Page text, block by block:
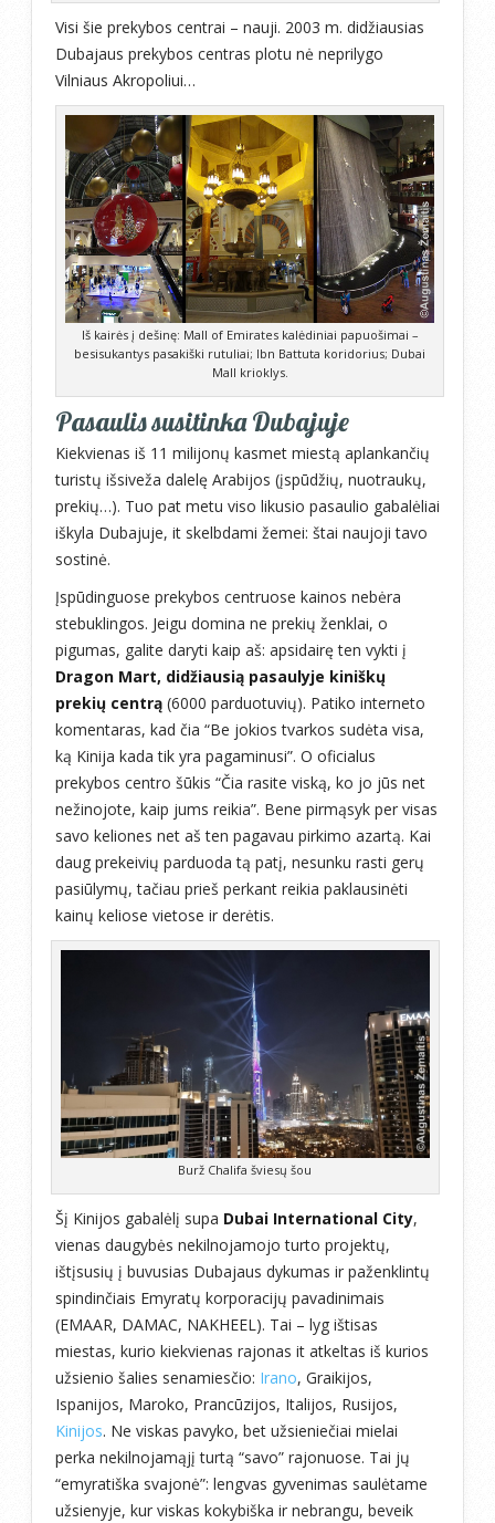
Visi šie prekybos centrai – nauji. 2003 m. didžiausias
Dubajaus prekybos centras plotu nė neprilygo
Vilniaus Akropoliui…
Iš kairės į dešinę: Mall of Emirates kalėdiniai papuošimai –
besisukantys pasakiški rutuliai; Ibn Battuta koridorius; Dubai
Mall krioklys.
Pasaulis susitinka Dubajuje
Kiekvienas iš 11 milijonų kasmet miestą aplankančių
turistų išsiveža dalelę Arabijos (įspūdžių, nuotraukų,
prekių…). Tuo pat metu viso likusio pasaulio gabalėliai
iškyla Dubajuje, it skelbdami žemei: štai naujoji tavo
sostinė.
Įspūdinguose prekybos centruose kainos nebėra
stebuklingos. Jeigu domina ne prekių ženklai, o
pigumas, galite daryti kaip aš: apsidairę ten vykti į
Dragon Mart, didžiausią pasaulyje kiniškų
prekių centrą (6000 parduotuvių). Patiko interneto
komentaras, kad čia “Be jokios tvarkos sudėta visa,
ką Kinija kada tik yra pagaminusi”. O oficialus
prekybos centro šūkis “Čia rasite viską, ko jo jūs net
nežinojote, kaip jums reikia”. Bene pirmąsyk per visas
savo keliones net aš ten pagavau pirkimo azartą. Kai
daug prekeivių parduoda tą patį, nesunku rasti gerų
pasiūlymų, tačiau prieš perkant reikia paklausinėti
kainų keliose vietose ir derėtis.
Burž Chalifa šviesų šou
Šį Kinijos gabalėlį supa Dubai International City,
vienas daugybės nekilnojamojo turto projektų,
ištįsusių į buvusias Dubajaus dykumas ir paženklintų
spindinčiais Emyratų korporacijų pavadinimais
(EMAAR, DAMAC, NAKHEEL). Tai – lyg ištisas
miestas, kurio kiekvienas rajonas it atkeltas iš kurios
užsienio šalies senamiesčio: Irano, Graikijos,
Ispanijos, Maroko, Prancūzijos, Italijos, Rusijos,
Kinijos. Ne viskas pavyko, bet užsieniečiai mielai
perka nekilnojamąjį turtą “savo” rajonuose. Tai jų
“emyratiška svajonė”: lengvas gyvenimas saulėtame
užsienyje, kur viskas kokybiška ir nebrangu, beveik